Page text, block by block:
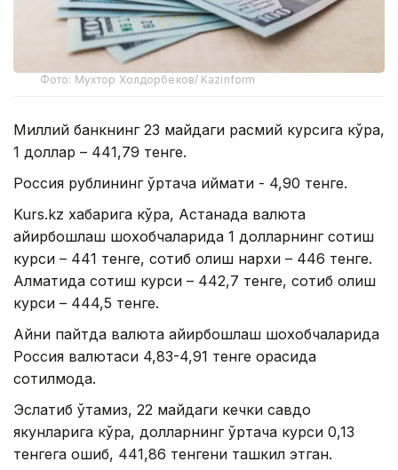
Фото: Мухтор Холдорбеков/ Kazinform
Миллий банкнинг 23 майдаги расмий курсига кўра,
1 доллар – 441,79 тенге.
Россия рублининг ўртача қиймати - 4,90 тенге.
Kurs.kz хабарига кўра, Астанада валюта
айирбошлаш шохобчаларида 1 долларнинг сотиш
курси – 441 тенге, сотиб олиш нархи – 446 тенге.
Алматида сотиш курси – 442,7 тенге, сотиб олиш
курси – 444,5 тенге.
Айни пайтда валюта айирбошлаш шохобчаларида
Россия валютаси 4,83-4,91 тенге орасида
сотилмоқда.
Эслатиб ўтамиз, 22 майдаги кечки савдо
якунларига кўра, долларнинг ўртача курси 0,13
тенгега ошиб, 441,86 тенгени ташкил этган.